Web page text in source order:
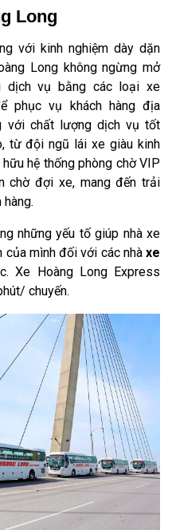
Long
với kinh nghiệm dày dặn
Long không ngừng mở
dịch vụ bằng các loại xe
phục vụ khách hàng địa
với chất lượng dịch vụ tốt
từ đội ngũ lái xe giàu kinh
hệ thống phòng chờ VIP
chờ đợi xe, mang đến trải
những yếu tố giúp nhà xe
của mình đối với các nhà xe
Xe Hoàng Long Express
chuyến.